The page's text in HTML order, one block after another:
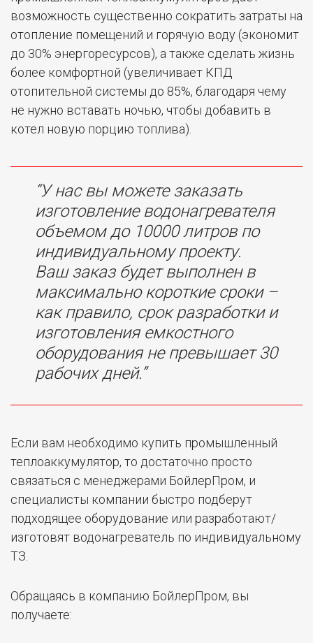
возможность существенно сократить затраты на
отопление помещений и горячую воду (экономит
до 30% энергоресурсов), а также сделать жизнь
более комфортной (увеличивает КПД
отопительной системы до 85%, благодаря чему
не нужно вставать ночью, чтобы добавить в
котел новую порцию топлива).
“У нас вы можете заказать
изготовление водонагревателя
объемом до 10000 литров по
индивидуальному проекту.
Ваш заказ будет выполнен в
максимально короткие сроки –
как правило, срок разработки и
изготовления емкостного
оборудования не превышает 30
рабочих дней.”
Если вам необходимо купить промышленный
теплоаккумулятор, то достаточно просто
связаться с менеджерами БойлерПром, и
специалисты компании быстро подберут
подходящее оборудование или разработают/
изготовят водонагреватель по индивидуальному
ТЗ.
Обращаясь в компанию БойлерПром, вы
получаете: